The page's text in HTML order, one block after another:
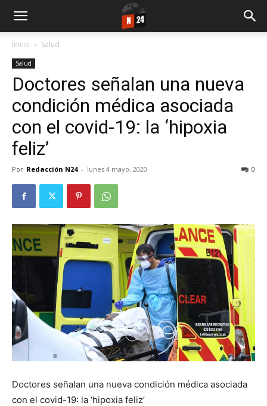
Inicio Salud
Salud
Doctores señalan una nueva
condición médica asociada
con el covid-19: la ‘hipoxia
feliz’
Por Redacción N24 - lunes 4 mayo, 2020 0
Doctores señalan una nueva condición médica asociada
con el covid-19: la ‘hipoxia feliz’